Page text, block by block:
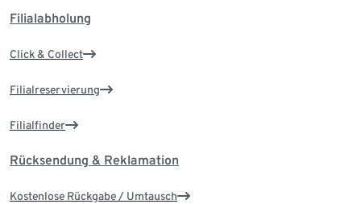
Filialabholung
Click & Collect
Filialreservierung
Filialfinder
Rücksendung & Reklamation
Kostenlose Rückgabe / Umtausch